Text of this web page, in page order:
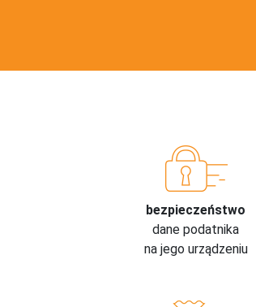
bezpieczeństwo
dane podatnika
na jego urządzeniu